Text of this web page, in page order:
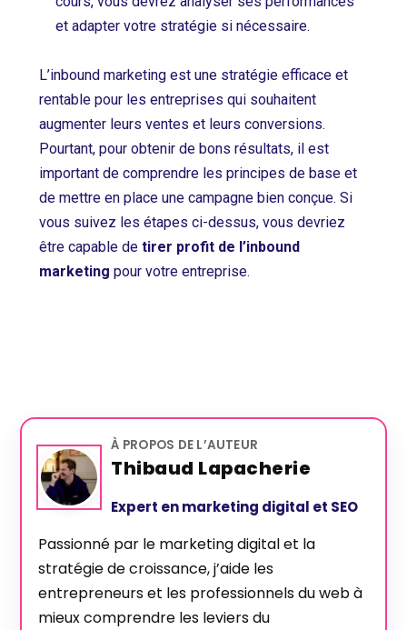
et adapter votre stratégie si nécessaire.
L’inbound marketing est une stratégie efficace et
rentable pour les entreprises qui souhaitent
augmenter leurs ventes et leurs conversions.
Pourtant, pour obtenir de bons résultats, il est
important de comprendre les principes de base et
de mettre en place une campagne bien conçue. Si
vous suivez les étapes ci-dessus, vous devriez
être capable de tirer profit de l’inbound
marketing pour votre entreprise.
À PROPOS DE L’AUTEUR
Thibaud Lapacherie
Expert en marketing digital et SEO
Passionné par le marketing digital et la
stratégie de croissance, j’aide les
entrepreneurs et les professionnels du web à
mieux comprendre les leviers du